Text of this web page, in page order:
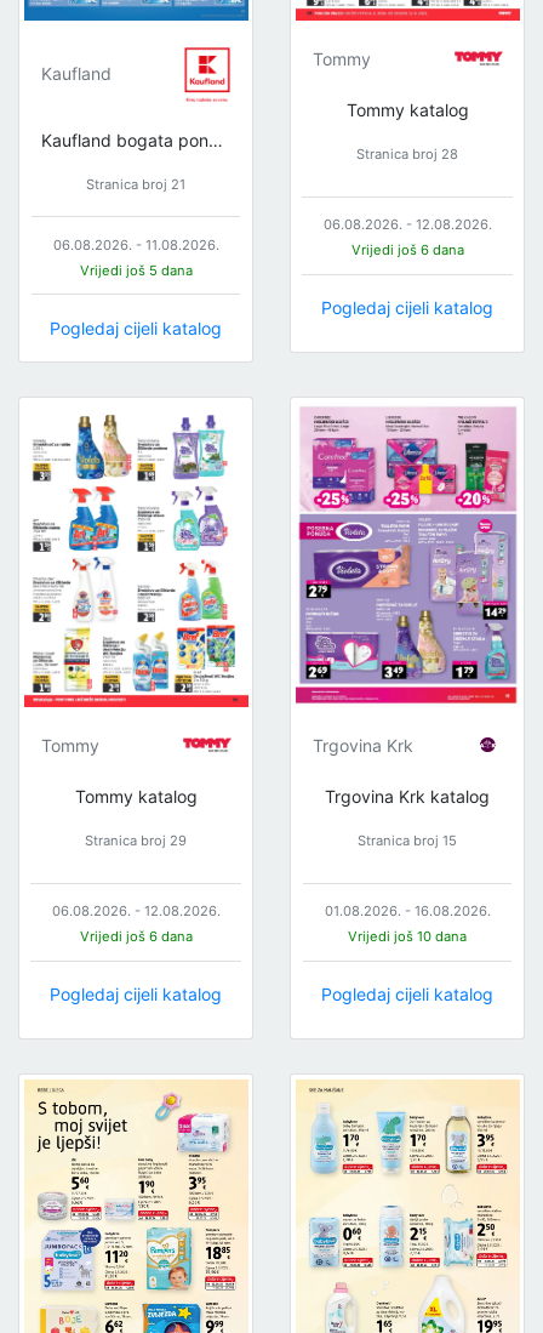
Kaufland
Kaufland bogata ponuda
Stranica broj 21
06.08.2026. - 11.08.2026.
Vrijedi još 5 dana
Pogledaj cijeli katalog
Tommy
Tommy katalog
Stranica broj 28
06.08.2026. - 12.08.2026.
Vrijedi još 6 dana
Pogledaj cijeli katalog
Tommy
Tommy katalog
Stranica broj 29
06.08.2026. - 12.08.2026.
Vrijedi još 6 dana
Pogledaj cijeli katalog
Trgovina Krk
Trgovina Krk katalog
Stranica broj 15
01.08.2026. - 16.08.2026.
Vrijedi još 10 dana
Pogledaj cijeli katalog